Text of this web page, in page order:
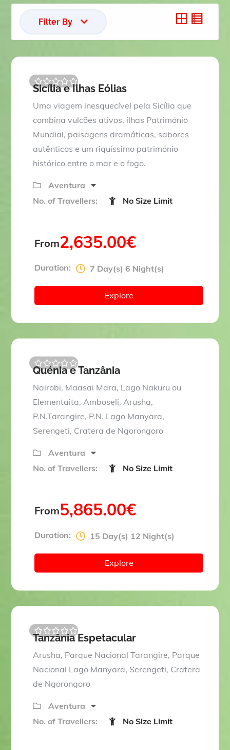
Filter By
0
u
o
f
5
Sicília e Ilhas Eólias
Uma viagem inesquecível pela Sicília que
combina vulcões ativos, ilhas Património
Mundial, paisagens dramáticas, sabores
autênticos e um riquíssimo património
histórico entre o mar e o fogo.
Aventura
No. of Travellers:
No Size Limit
From2,635.00€
Duration: 7 Day(s) 6 Night(s)
Explore
0
u
t
o
f
5
Quénia e Tanzânia
Nairobi, Maasai Mara, Lago Nakuru ou
Elementaita, Amboseli, Arusha,
P.N.Tarangire, P.N. Lago Manyara,
Serengeti, Cratera de Ngorongoro
Aventura
No. of Travellers:
No Size Limit
From5,865.00€
Duration: 15 Day(s) 12 Night(s)
Explore
0
u
t
o
f
5
Tanzânia Espetacular
Arusha, Parque Nacional Tarangire, Parque
Nacional Lago Manyara, Serengeti, Cratera
de Ngorongoro
Aventura
No. of Travellers:
No Size Limit